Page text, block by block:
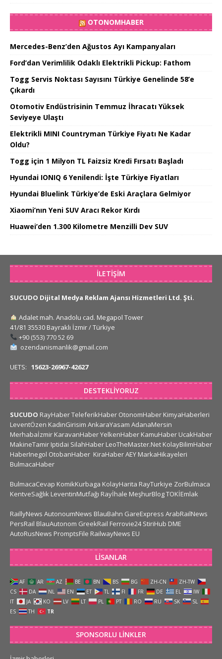
OTONOMHABER
Mercedes-Benz’den Ağustos Ayı Kampanyaları
Ford’dan Verimlilik Odaklı Elektrikli Pickup: Fathom
Togg Servis Noktası Sayısını Türkiye Genelinde 58’e
Çıkardı
Otomotiv Endüstrisinin Temmuz İhracatı Yüksek
Seviyeye Ulaştı
Elektrikli MINI Countryman Türkiye Fiyatı Ne Kadar
Oldu?
Togg için 1 Milyon TL Faizsiz Kredi Fırsatı Başladı
Hyundai IONIQ 6 Yenilendi: İşte Türkiye Fiyatları
Hyundai Bluelink Türkiye’de Eski Araçlara Gelmiyor
Xiaomi’nın Yeni SUV Aracı Rekor Kırdı
Huawei’den 1.300 Kilometre Menzilli Dev SUV
İLETIŞIM
SUCUDO Dijital Medya Reklam Ajansı Hizmetleri Ltd. Şti.
Adalet mah. Anadolu cad. Megapol Tower
41/81 35530 Bayraklı İzmir / Türkiye
+90 (553) 770 52 69
ozendanismanlik@gmail.com
UETS: 15623-26967-42627
DESTEKLIYORUZ
SUCUDO RayHaberTeleferikHaber OtonomHaber KimyaHaberleri
LeventÖzen KadinGirisim AnkaraYasam AdanaMersin
Merhabaİzmir KaravanHaberYelkenHaber KamuHaber UcakHaber
MakineTamir Iptidai SilahHaber LeoTheMaster.Net KolayBilimHaber
HaberInegol OtobanHaber KiraHaberAEY MarkaHikayeleri
BulmacaHaber
BulmacaCevap KomikKurbaga KolayHarita RayTurkiye ZorBulmaca
KentveSağlık LeventinMutfağı Rayİhale MeşhurBlogTOKİEmlak
RaillyNews AutonoumNews BlauBahn GareExpress ArabRailNews
PersRail BlauAutonom GreekRail Ferrovie24 StiriHub DME
AutoRusNews PromptsFile RailwayNews EU
LISANLAR
AF AR AZ BE BN BS BG ZH-CN
ZH-TW
CS
DA NL EN ET TL FI FR DE EL
IW
IT
JA KO LV LT PL PT RO RU SK
SL
ES
TH TR
SPONSORLU LINKLER